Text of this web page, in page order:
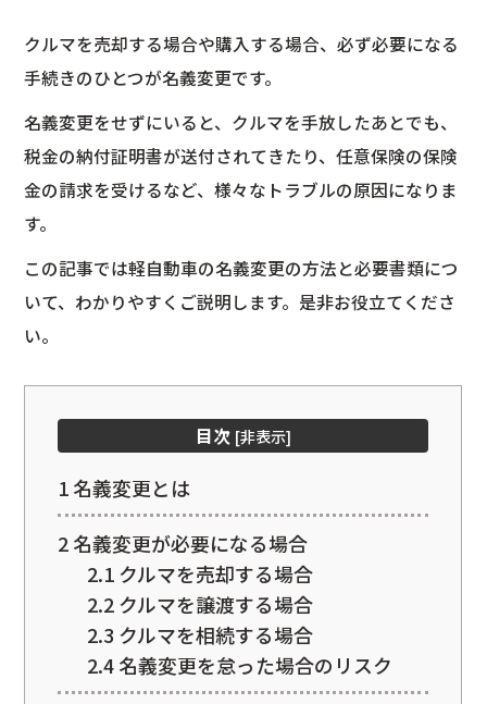
クルマを売却する場合や購入する場合、必ず必要になる
手続きのひとつが名義変更です。
名義変更をせずにいると、クルマを手放したあとでも、
税金の納付証明書が送付されてきたり、任意保険の保険
金の請求を受けるなど、様々なトラブルの原因になりま
す。
この記事では軽自動車の名義変更の方法と必要書類につ
いて、わかりやすくご説明します。是非お役立てくださ
い。
目次 [非表示]
1名義変更とは
2名義変更が必要になる場合
2.1クルマを売却する場合
2.2クルマを譲渡する場合
2.3 クルマを相続する場合
2.4名義変更を怠った場合のリスク